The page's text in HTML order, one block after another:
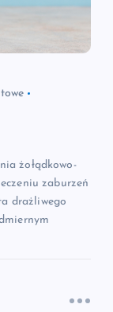
żołądkowo-
zaburzeń
drażliwego